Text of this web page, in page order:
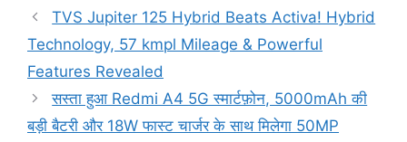
TVS Jupiter 125 Hybrid Beats Activa! Hybrid
Technology, 57 kmpl Mileage & Powerful
Features Revealed
सस्ता हुआ Redmi A4 5G स्मार्टफ़ोन, 5000mAh की
बड़ी बैटरी और 18W फास्ट चार्जर के साथ मिलेगा 50MP